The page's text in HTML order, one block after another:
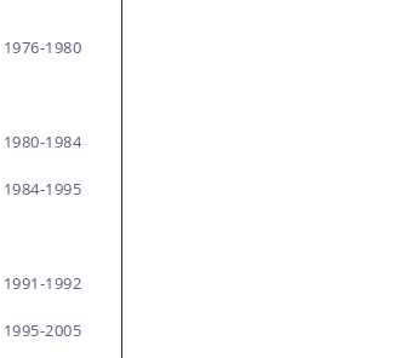
1976-1980
1980-1984
1984-1995
1991-1992
1995-2005